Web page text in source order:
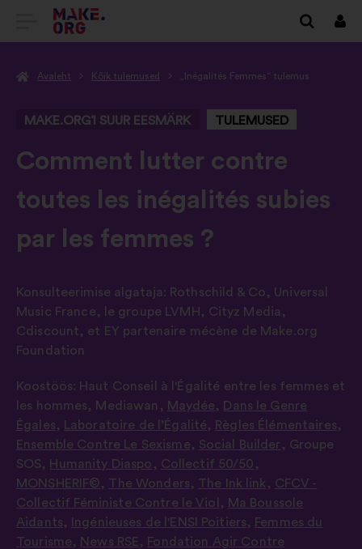
SAIDI
AVALEHELE
Logi
Avaleht Kõik tulemused „Inégalités Femmes“ tulemus
MAKE.ORG‘I SUUR EESMÄRK TULEMUSED
-
Comment lutter contre
toutes les inégalités subies
par les femmes ?
Konsulteerimise algataja: Rothschild & Co, Universal
Music France, le groupe LVMH , Cityz Media ,
Cdiscount, et EY partenaire mécène de Make.org
Foundation
Koostöös: Haut Conseil à l'Égalité entre les femmes et
les hommes, Mediawan , Maydée, Dans le Genre
Égales, Laboratoire de l’Égalité, Règles Élémentaires,
Ensemble Contre Le Sexisme, Social Builder , Groupe
SOS, Humanity Diaspo , Collectif 50/50 ,
MONSHERIF©, The Wonders, The Ink link , CFCV -
Collectif Féministe Contre le Viol , Ma Boussole
Aidants, Ingénieuses de l'ENSI Poitiers, Femmes du
Tourisme, News RSE, Fondation Agir Contre